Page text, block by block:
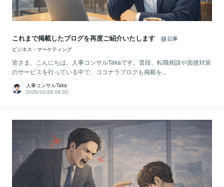
これまで掲載したブログを再度ご紹介いたします
記事
ビジネス・マーケティング
皆さま、こんにちは。人事コンサルTakaです。普段、転職相談や面接対策
のサービスを行っている中で、ココナラブログも掲載を...
人事コンサルTaka
2026/02/28 09:30